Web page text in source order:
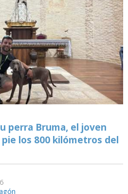
perra Bruma, el joven
los 800 kilómetros del